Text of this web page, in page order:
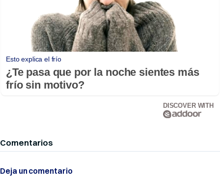
Esto explica el frío
¿Te pasa que por la noche sientes más
frío sin motivo?
DISCOVER WITH
Comentarios
Deja un comentario